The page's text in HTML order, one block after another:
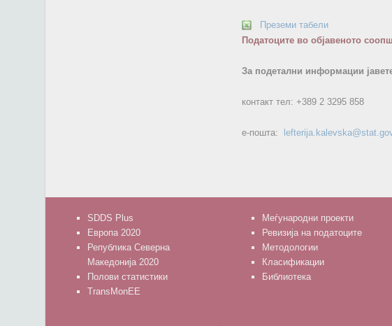
Преземи табели
Податоците во објавеното
За подетални информации
контакт тел: +389 2 3295 858
е-пошта:
SDDS Plus
Европа 2020
Република Северна
Македонија 2020
Полови статистики
TransMonEE
Меѓународни проекти
Ревизија на податоците
Методологии
Класификации
Библиотека